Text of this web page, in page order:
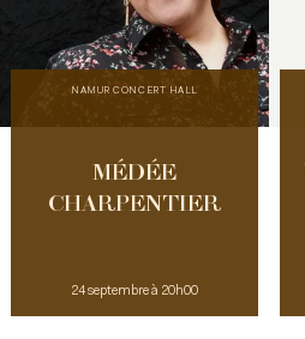
NAMUR CONCERT HALL
MÉDÉE
CHARPENTIER
24 septembre à 20h00